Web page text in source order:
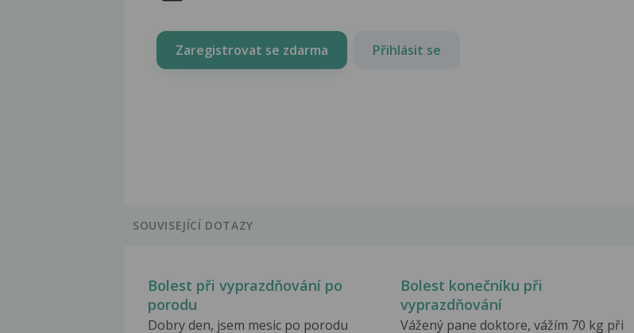
Zaregistrovat se zdarma Přihlásit se
SOUVISEJÍCÍ DOTAZY
Bolest při vyprazdňování po
porodu
Dobry den, jsem mesic po porodu
Bolest konečníku při
vyprazdňování
Vážený pane doktore, vážím 70 kg při